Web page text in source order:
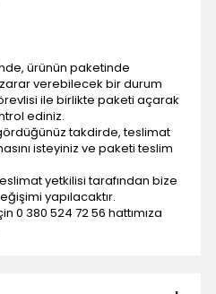
ürünün paketinde
verebilecek bir durum
ile birlikte paketi açarak
ediniz.
takdirde, teslimat
isteyiniz ve paketi teslim
yetkilisi tarafından bize
yapılacaktır.
0 380 524 72 56 hattımıza